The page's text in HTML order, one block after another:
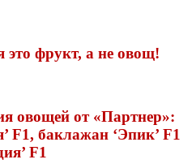
фрукт, а не овощ!
овощей от «Партнер»:
F1, баклажан ‘Эпик’ F1
F1